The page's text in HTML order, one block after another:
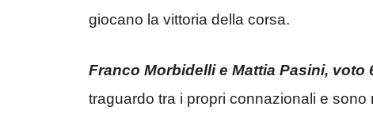
giocano la vittoria della corsa.
Franco Morbidelli e Mattia Pasini, voto
traguardo tra i propri connazionali e